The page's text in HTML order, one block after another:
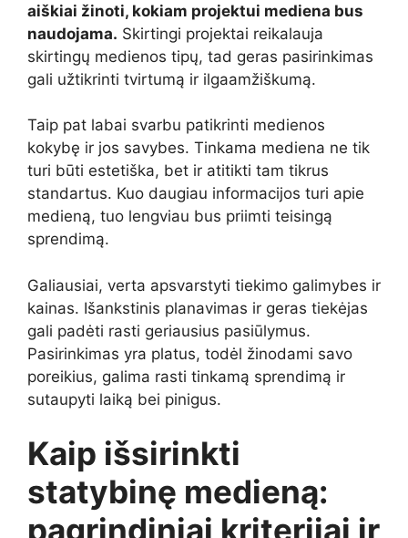
aiškiai žinoti, kokiam projektui mediena bus
naudojama. Skirtingi projektai reikalauja
skirtingų medienos tipų, tad geras pasirinkimas
gali užtikrinti tvirtumą ir ilgaamžiškumą.
Taip pat labai svarbu patikrinti medienos
kokybę ir jos savybes. Tinkama mediena ne tik
turi būti estetiška, bet ir atitikti tam tikrus
standartus. Kuo daugiau informacijos turi apie
medieną, tuo lengviau bus priimti teisingą
sprendimą.
Galiausiai, verta apsvarstyti tiekimo galimybes ir
kainas. Išankstinis planavimas ir geras tiekėjas
gali padėti rasti geriausius pasiūlymus.
Pasirinkimas yra platus, todėl žinodami savo
poreikius, galima rasti tinkamą sprendimą ir
sutaupyti laiką bei pinigus.
Kaip išsirinkti
statybinę medieną:
pagrindiniai kriterijai ir